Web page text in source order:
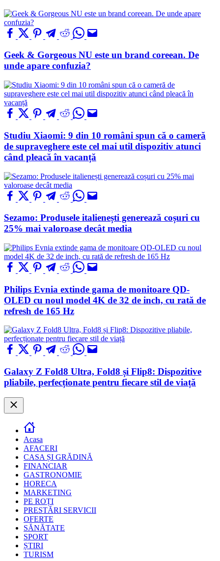
Geek & Gorgeous NU este un brand coreean. De
unde apare confuzia?
Studiu Xiaomi: 9 din 10 români spun că o cameră
de supraveghere este cel mai util dispozitiv atunci
când pleacă în vacanță
Sezamo: Produsele italienești generează coșuri cu
25% mai valoroase decât media
Philips Evnia extinde gama de monitoare QD-
OLED cu noul model 4K de 32 de inch, cu rată de
refresh de 165 Hz
Galaxy Z Fold8 Ultra, Fold8 și Flip8: Dispozitive
pliabile, perfecționate pentru fiecare stil de viață
Close
Acasa
AFACERI
CASA ȘI GRĂDINĂ
FINANCIAR
GASTRONOMIE
HORECA
MARKETING
PE ROȚI
PRESTĂRI SERVICII
OFERTE
SĂNĂTATE
SPORT
ȘTIRI
TURISM